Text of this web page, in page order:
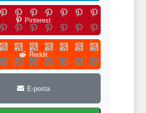
Pinterest
Reddit
E-posta